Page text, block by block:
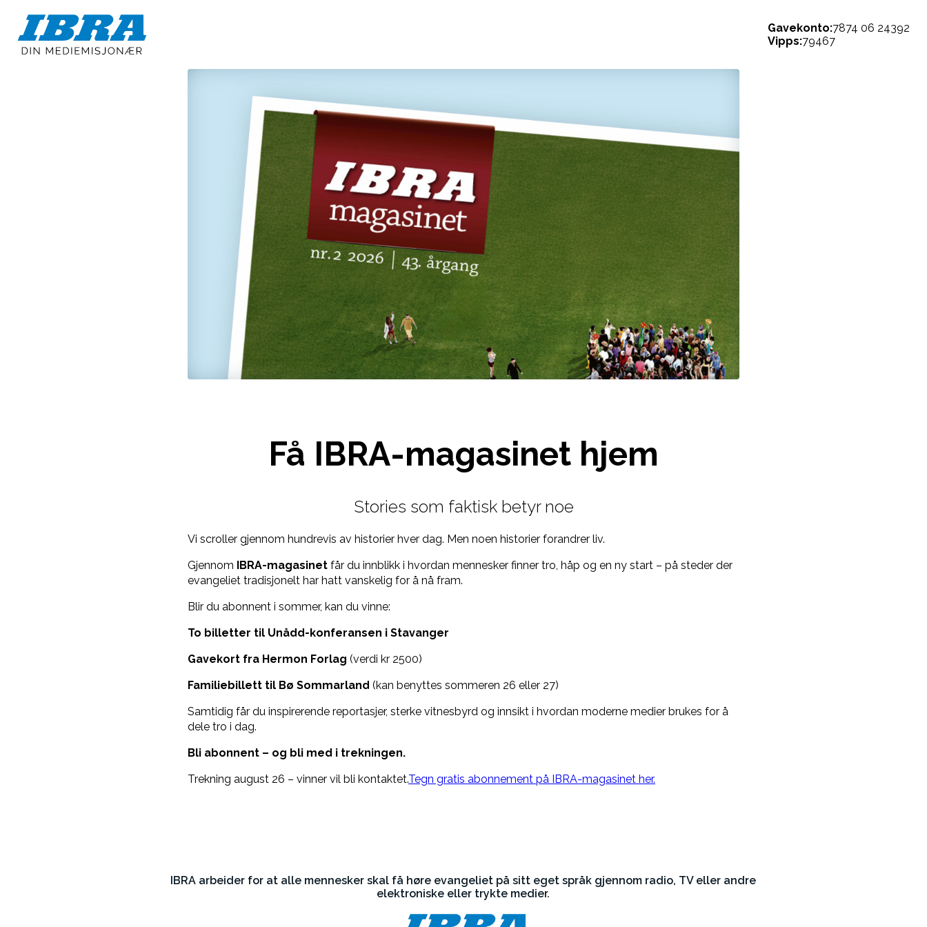
Gavekonto:7874 06 24392
Vipps:79467
Få IBRA-magasinet hjem
Stories som faktisk betyr noe
Vi scroller gjennom hundrevis av historier hver dag. Men noen historier forandrer liv.
Gjennom IBRA-magasinet får du innblikk i hvordan mennesker finner tro, håp og en ny start – på steder der
evangeliet tradisjonelt har hatt vanskelig for å nå fram.
Blir du abonnent i sommer, kan du vinne:
To billetter til Unådd-konferansen i Stavanger
Gavekort fra Hermon Forlag (verdi kr 2500)
Familiebillett til Bø Sommarland (kan benyttes sommeren 26 eller 27)
Samtidig får du inspirerende reportasjer, sterke vitnesbyrd og innsikt i hvordan moderne medier brukes for å
dele tro i dag.
Bli abonnent – og bli med i trekningen.
Trekning august 26 – vinner vil bli kontaktet.Tegn gratis abonnement på IBRA-magasinet her.
IBRA arbeider for at alle mennesker skal få høre evangeliet på sitt eget språk gjennom radio, TV eller andre
elektroniske eller trykte medier.